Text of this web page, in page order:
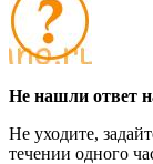
Не нашли ответ
Не уходите,
течении одного